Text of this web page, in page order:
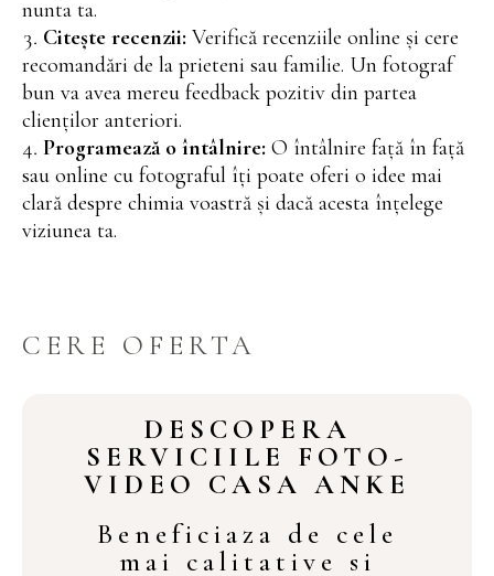
nunta ta.
Citește recenzii: Verifică recenziile online și cere
recomandări de la prieteni sau familie. Un fotograf
bun va avea mereu feedback pozitiv din partea
clienților anteriori.
Programează o întâlnire: O întâlnire față în față
sau online cu fotograful îți poate oferi o idee mai
clară despre chimia voastră și dacă acesta înțelege
viziunea ta.
CERE OFERTA
DESCOPERA
SERVICIILE FOTO-
VIDEO CASA ANKE
Beneficiaza de cele
mai calitative si